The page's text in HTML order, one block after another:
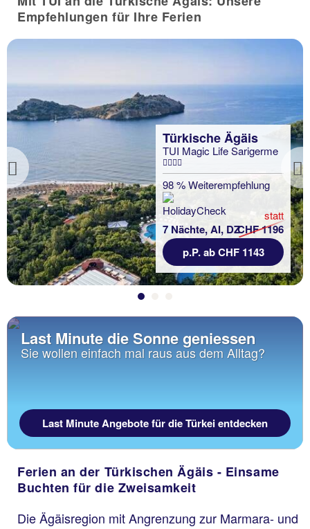
Empfehlungen für Ihre Ferien
Previous
Türkische Ägäis
TUI Magic Life Sarigerme
98 % Weiterempfehlung
7 Nächte, AI, DZ
statt
CHF 1196
p.P. ab CHF 1143
Last Minute die Sonne geniessen
Sie wollen einfach mal raus aus dem Alltag?
Last Minute Angebote für die Türkei entdecken
Ferien an der Türkischen Ägäis - Einsame
Buchten für die Zweisamkeit
Die Ägäisregion mit Angrenzung zur Marmara- und